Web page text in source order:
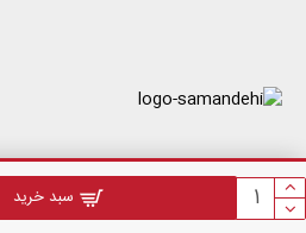
سبد خرید
فروشگاه اینترنتی فازنول © 1405 . کلیه حقوق مادی و معنوی این سایت محفوظ می‌باشد.
طراحی سایت فروشگاهیتوسط